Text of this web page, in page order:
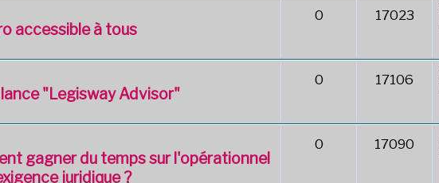
accessible à tous
0 17023
"Legisway Advisor"
0 17106
gagner du temps sur l'opérationnel
juridique ?
0 17090